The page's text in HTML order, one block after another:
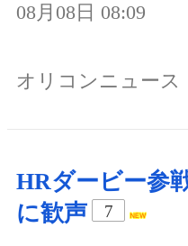
08月08日 08:09
オリコンニュース
HRダービー参
に歓声
7